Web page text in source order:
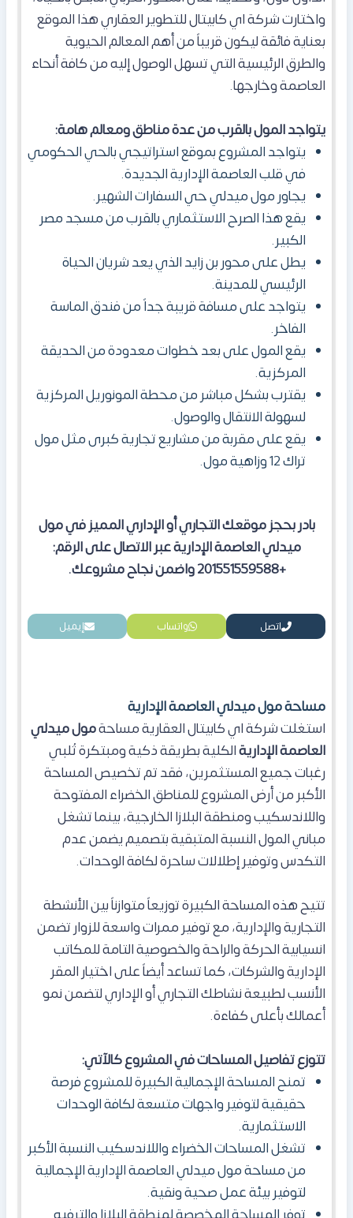
واختارت شركة اي كابيتال للتطوير العقاري هذا الموقع
بعناية فائقة ليكون قريباً من أهم المعالم الحيوية
والطرق الرئيسية التي تسهل الوصول إليه من كافة أنحاء
العاصمة وخارجها.
يتواجد المول بالقرب من عدة مناطق ومعالم هامة:
يتواجد المشروع بموقع استراتيجي بالحي الحكومي
في قلب العاصمة الإدارية الجديدة.
يجاور مول ميدلي حي السفارات الشهير.
يقع هذا الصرح الاستثماري بالقرب من مسجد مصر
الكبير.
يطل على محور بن زايد الذي يعد شريان الحياة
الرئيسي للمدينة.
يتواجد على مسافة قريبة جداً من فندق الماسة
الفاخر.
يقع المول على بعد خطوات معدودة من الحديقة
المركزية.
يقترب بشكل مباشر من محطة المونوريل المركزية
لسهولة الانتقال والوصول.
يقع على مقربة من مشاريع تجارية كبرى مثل مول
تراك 12 وزاهية مول.
بادر بحجز موقعك التجاري أو الإداري المميز في مول
ميدلي العاصمة الإدارية عبر الاتصال على الرقم:
+201551559588 واضمن نجاح مشروعك.
اتصل واتساب إيميل
مساحة مول ميدلي العاصمة الإدارية
استغلت شركة اي كابيتال العقارية مساحةمول ميدلي
العاصمة الإداريةالكلية بطريقة ذكية ومبتكرة تُلبي
رغبات جميع المستثمرين، فقد تم تخصيص المساحة
الأكبر من أرض المشروع للمناطق الخضراء المفتوحة
واللاندسكيب ومنطقة البلازا الخارجية، بينما تشغل
مباني المول النسبة المتبقية بتصميم يضمن عدم
التكدس وتوفير إطلالات ساحرة لكافة الوحدات.
تتيح هذه المساحة الكبيرة توزيعاً متوازناً بين الأنشطة
التجارية والإدارية، مع توفير ممرات واسعة للزوار تضمن
انسيابية الحركة والراحة والخصوصية التامة للمكاتب
الإدارية والشركات، كما تساعد أيضاً على اختيار المقر
الأنسب لطبيعة نشاطك التجاري أو الإداري لتضمن نمو
أعمالك بأعلى كفاءة.
تتوزع تفاصيل المساحات في المشروع كالآتي:
تمنح المساحة الإجمالية الكبيرة للمشروع فرصة
حقيقية لتوفير واجهات متسعة لكافة الوحدات
الاستثمارية.
تشغل المساحات الخضراء واللاندسكيب النسبة الأكبر
من مساحة مول ميدلي العاصمة الإدارية الإجمالية
لتوفير بيئة عمل صحية ونقية.